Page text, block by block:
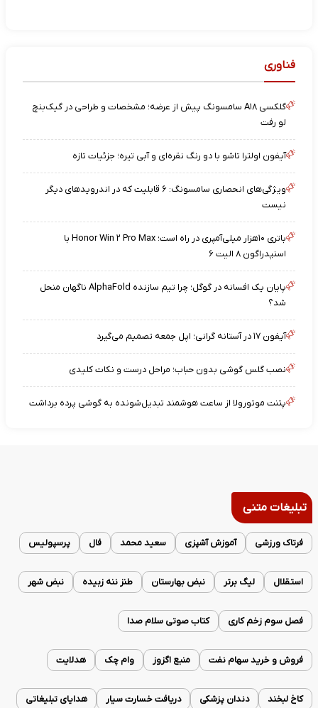
فناوری
گلکسی A۱۸ سامسونگ پیش از عرضه؛ مشخصات و طراحی در گیک‌بنچ
لو رفت
آیفون اولترا تاشو با دو رنگ نقره‌ای و آبی تیره؛ جزئیات تازه
ویژگی‌های انحصاری سامسونگ: ۶ قابلیت که در اندرویدهای دیگر
نیست
باتری ۱۰هزار میلی‌آمپری در راه است؛ Honor Win ۲ Pro Max با
اسنپدراگون ۸ الیت ۶
پایان یک افسانه در گوگل؛ چرا تیم سازنده AlphaFold ناگهان منحل
شد؟
آیفون ۱۷ در آستانه گرانی؛ اپل جمعه تصمیم می‌گیرد
نصب گلس گوشی بدون حباب؛ مراحل درست و نکات کلیدی
پتنت موتورولا از ساعت هوشمند تبدیل‌شونده به گوشی پرده برداشت
تبلیغات متنی
فرتاک ورزشی آموزش آشپزی سعید محمد فال پرسپولیس
استقلال لیگ برتر نبض بهارستان طنز ننه زبیده نبض شهر
فصل سوم زخم کاری کتاب صوتی سلام صدا
فروش و خرید سهام نفت منبع اگزوز وام چک هدلایت
کاخ لبخند دندان پزشکی دریافت خسارت سیار هدایای تبلیغاتی